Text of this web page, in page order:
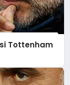
Tottenham